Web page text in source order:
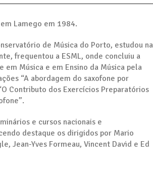
Lamego em 1984.
de Música do Porto, estudou na
frequentou a ESML, onde concluiu a
em Música e em Ensino da Música pela
“A abordagem do saxofone por
Contributo dos Exercícios Preparatórios
e cursos nacionais e
destaque os dirigidos por Mario
Jean-Yves Formeau, Vincent David e Ed